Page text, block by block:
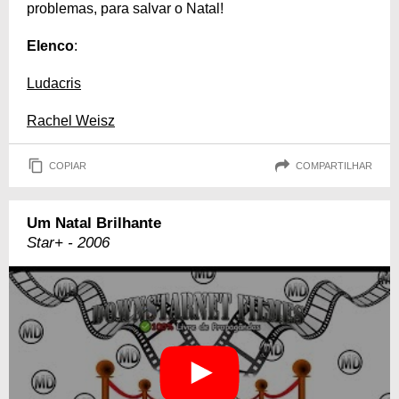
problemas, para salvar o Natal!
Elenco:
Ludacris
Rachel Weisz
COPIAR COMPARTILHAR
Um Natal Brilhante
Star+ - 2006